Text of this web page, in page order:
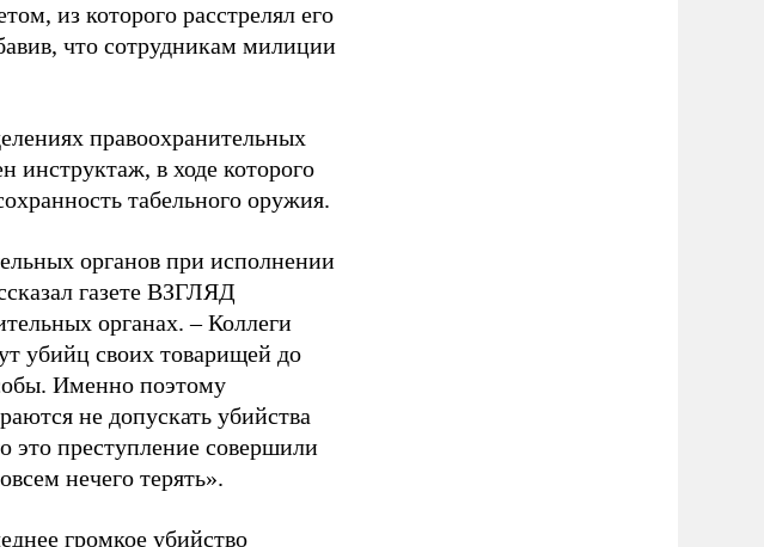
из которого расстрелял его
что сотрудникам милиции
правоохранительных
инструктаж, в ходе которого
табельного оружия.
органов при исполнении
газете ВЗГЛЯД
органах. – Коллеги
убийц своих товарищей до
Именно поэтому
не допускать убийства
это преступление совершили
нечего терять».
громкое убийство